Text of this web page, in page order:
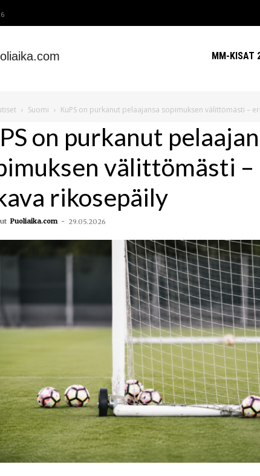
MM-KISAT
Suomi KuPS on purkanut pelaajansa sopimuksen välittömästi –
on purkanut
välittömästi
rikosepäily
Puoliaika.com - 29.05.2026